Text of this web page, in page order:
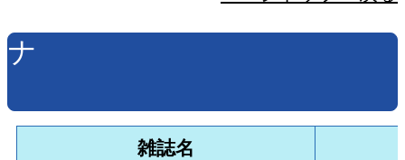
ナ
雑誌名